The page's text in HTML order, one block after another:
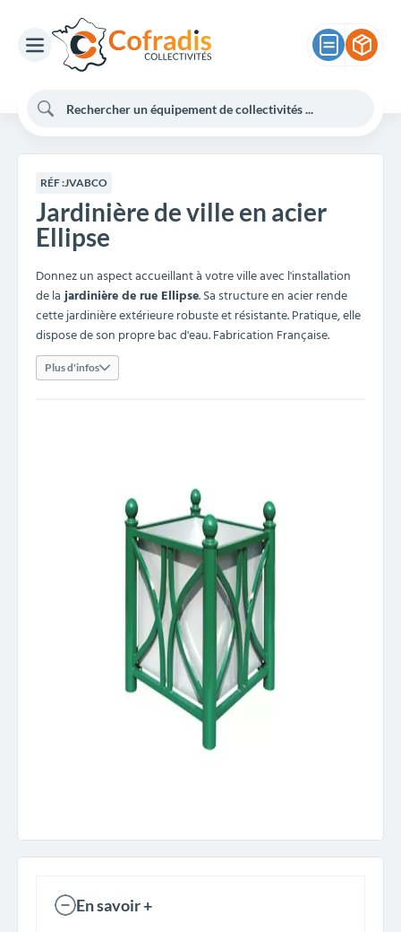
RÉF :JVABCO
Jardinière de ville en acier
Ellipse
Donnez un aspect accueillant à votre ville avec l'installation
de lajardinière de rue Ellipse. Sa structure en acier rende
cette jardinière extérieure robuste et résistante. Pratique, elle
dispose de son propre bac d'eau. Fabrication Française.
Plus d'infos
En savoir +